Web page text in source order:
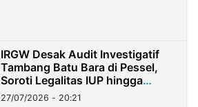
IRGW Desak Audit Investigatif
Tambang Batu Bara di Pessel,
Soroti Legalitas IUP hingga
Stockpile
27/07/2026 - 20:21